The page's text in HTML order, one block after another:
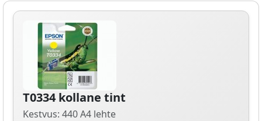
T0334 kollane tint
Kestvus: 440 A4 lehte